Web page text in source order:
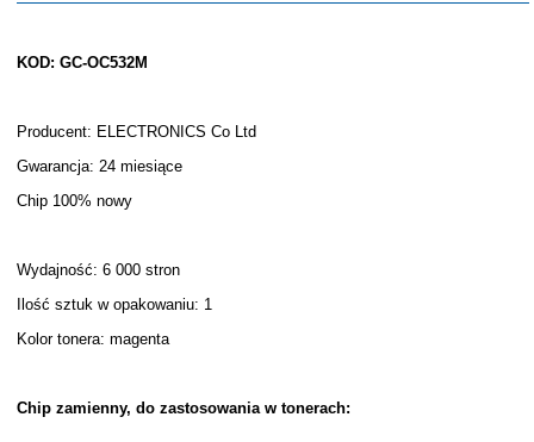
KOD: GC-OC532M
Producent: ELECTRONICS Co Ltd
Gwarancja: 24 miesiące
Chip 100% nowy
Wydajność: 6 000 stron
Ilość sztuk w opakowaniu: 1
Kolor tonera: magenta
Chip zamienny, do zastosowania w tonerach: